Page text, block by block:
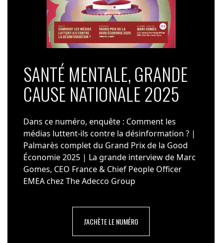
SANTÉ MENTALE, GRANDE
CAUSE NATIONALE 2025
Dans ce numéro, enquête : Comment les
médias luttent-ils contre la désinformation ? |
Palmarès complet du Grand Prix de la Good
Économie 2025 | La grande interview de Marc
Gomes, CEO France & Chief People Officer
EMEA chez The Adecco Group
J'ACHÈTE LE NUMÉRO